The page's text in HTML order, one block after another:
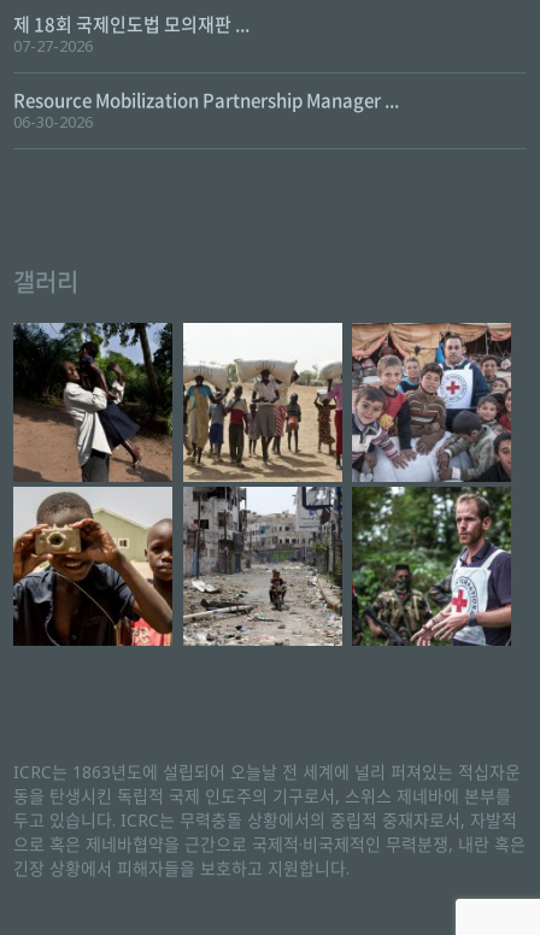
제 18회 국제인도법 모의재판 ...
07-27-2026
Resource Mobilization Partnership Manager ...
06-30-2026
갤러리
ICRC는 1863년도에 설립되어 오늘날 전 세계에 널리 퍼져있는 적십자운
동을 탄생시킨 독립적 국제 인도주의 기구로서, 스위스 제네바에 본부를
두고 있습니다. ICRC는 무력충돌 상황에서의 중립적 중재자로서, 자발적
으로 혹은 제네바협약을 근간으로 국제적·비국제적인 무력분쟁, 내란 혹은
긴장 상황에서 피해자들을 보호하고 지원합니다.